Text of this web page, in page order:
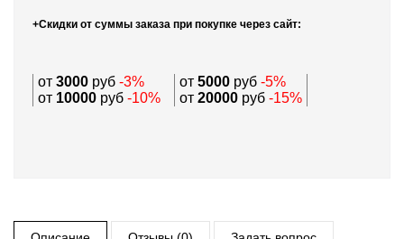
+Скидки от суммы заказа при покупке через сайт:
от 3000 руб -3% от 5000 руб -5%
от 10000 руб -10% от 20000 руб -15%